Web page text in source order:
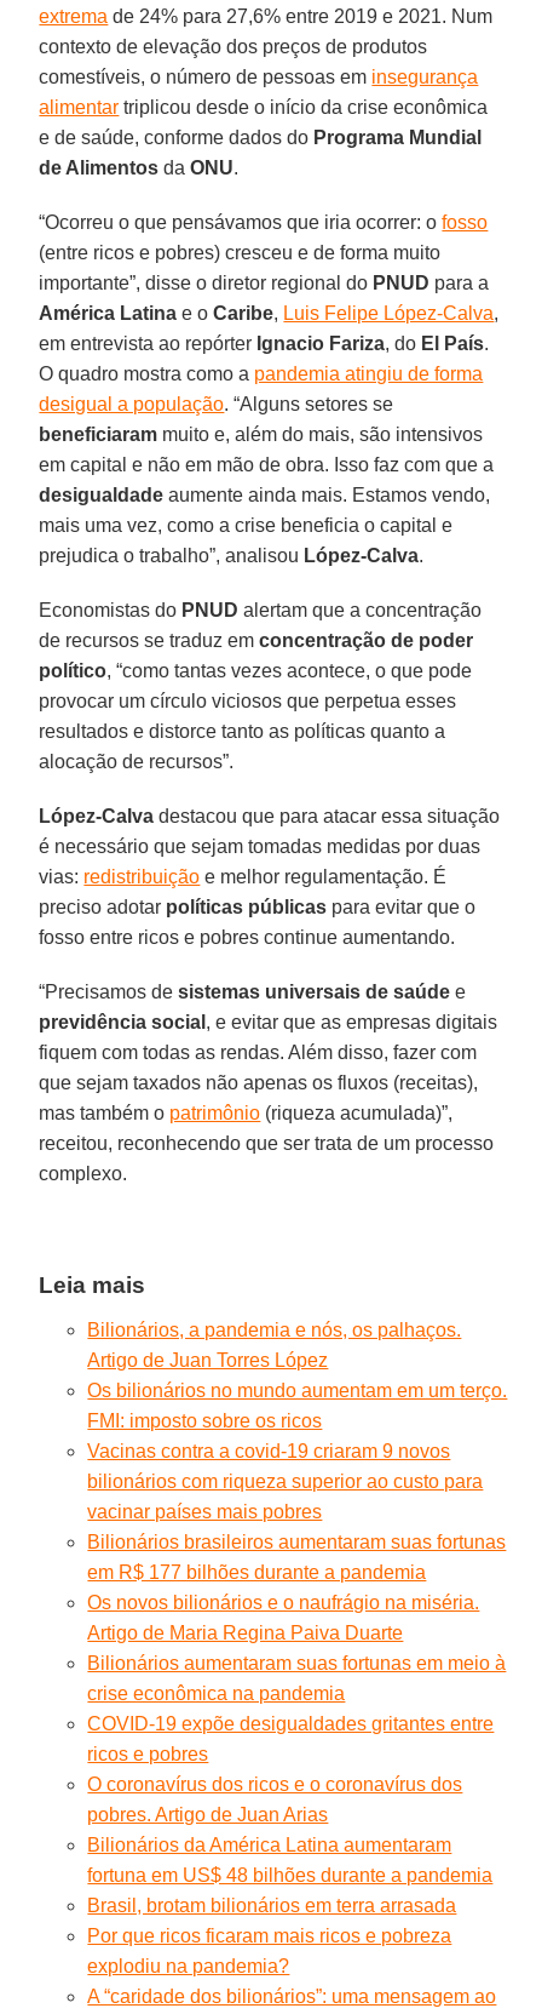
extrema de 24% para 27,6% entre 2019 e 2021. Num
contexto de elevação dos preços de produtos
comestíveis, o número de pessoas em insegurança
alimentar triplicou desde o início da crise econômica
e de saúde, conforme dados do Programa Mundial
de Alimentos daONU.
“Ocorreu o que pensávamos que iria ocorrer: ofosso
(entre ricos e pobres) cresceu e de forma muito
importante”, disse o diretor regional do PNUD para a
América Latina e oCaribe, Luis Felipe López-Calva,
em entrevista ao repórter Ignacio Fariza, do El País.
O quadro mostra como a pandemia atingiu de forma
desigual a população. “Alguns setores se
beneficiaram muito e, além do mais, são intensivos
em capital e não em mão de obra. Isso faz com que a
desigualdade aumente ainda mais. Estamos vendo,
mais uma vez, como a crise beneficia o capital e
prejudica o trabalho”, analisou López-Calva.
Economistas do PNUD alertam que a concentração
de recursos se traduz emconcentração de poder
político, “como tantas vezes acontece, o que pode
provocar um círculo viciosos que perpetua esses
resultados e distorce tanto as políticas quanto a
alocação de recursos”.
López-Calva destacou que para atacar essa situação
é necessário que sejam tomadas medidas por duas
vias: redistribuição e melhor regulamentação. É
preciso adotar políticas públicas para evitar que o
fosso entre ricos e pobres continue aumentando.
“Precisamos desistemas universais de saúde e
previdência social , e evitar que as empresas digitais
fiquem com todas as rendas. Além disso, fazer com
que sejam taxados não apenas os fluxos (receitas),
mas também o patrimônio (riqueza acumulada)”,
receitou, reconhecendo que ser trata de um processo
complexo.
Leia mais
Bilionários, a pandemia e nós, os palhaços.
Artigo de Juan Torres López
Os bilionários no mundo aumentam em um terço.
FMI: imposto sobre os ricos
Vacinas contra a covid-19 criaram 9 novos
bilionários com riqueza superior ao custo para
vacinar países mais pobres
Bilionários brasileiros aumentaram suas fortunas
em R$ 177 bilhões durante a pandemia
Os novos bilionários e o naufrágio na miséria.
Artigo de Maria Regina Paiva Duarte
Bilionários aumentaram suas fortunas em meio à
crise econômica na pandemia
COVID-19 expõe desigualdades gritantes entre
ricos e pobres
O coronavírus dos ricos e o coronavírus dos
pobres. Artigo de Juan Arias
Bilionários da América Latina aumentaram
fortuna em US$ 48 bilhões durante a pandemia
Brasil, brotam bilionários em terra arrasada
Por que ricos ficaram mais ricos e pobreza
explodiu na pandemia?
A “caridade dos bilionários”: uma mensagem ao